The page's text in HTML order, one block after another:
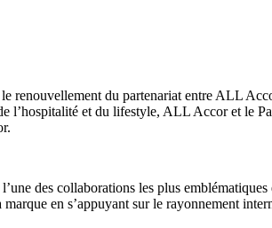
renouvellement du partenariat entre ALL
l’hospitalité et du lifestyle, ALL Accor et le
des collaborations les plus
en s’appuyant sur le rayonnement